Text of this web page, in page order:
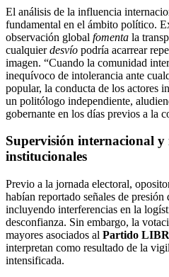
El análisis de la influencia
fundamental en el ámbito político.
observación global fomenta la
cualquierdesvío podría acarrear
imagen. “Cuando la comunidad
inequívoco de intolerancia ante
popular, la conducta de los actores
un politólogo independiente,
gobernante en los días previos a la
Supervisión internacional y
institucionales
Previo a la jornada electoral,
habían reportado señales de presión
incluyendo interferencias en la
desconfianza. Sin embargo, la
mayores asociados al Partido
interpretan como resultado de la
intensificada.